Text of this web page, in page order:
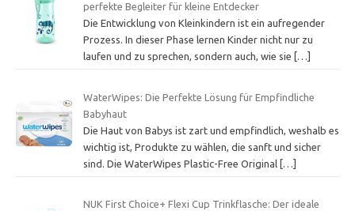
perfekte Begleiter für kleine Entdecker
Die Entwicklung von Kleinkindern ist ein aufregender
Prozess. In dieser Phase lernen Kinder nicht nur zu
laufen und zu sprechen, sondern auch, wie sie
[…]
WaterWipes: Die Perfekte Lösung für Empfindliche
Babyhaut
Die Haut von Babys ist zart und empfindlich, weshalb es
wichtig ist, Produkte zu wählen, die sanft und sicher
sind. Die WaterWipes Plastic-Free Original […]
NUK First Choice+ Flexi Cup Trinkflasche: Der ideale